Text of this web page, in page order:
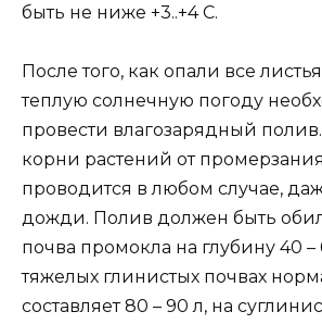
быть не ниже +3..+4 С.
После того, как опали все
теплую солнечную погоду
провести влагозарядный
корни растений от
проводится в любом случае,
дожди. Полив должен быть
почва промокла на глубину 40 –
тяжелых глинистых почвах
составляет 80 – 90 л, на